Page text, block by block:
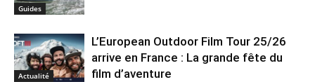
Guides
Actualité
L’European Outdoor Film Tour 25/26
arrive en France : La grande fête du
film d’aventure